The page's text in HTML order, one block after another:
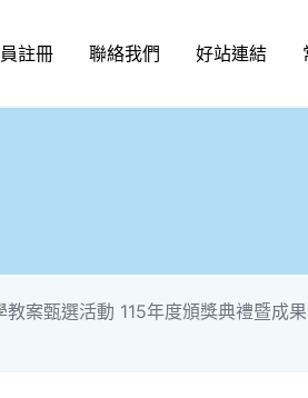
註冊 聯絡我們 好站連結
教案甄選活動 115年度頒獎典禮暨成